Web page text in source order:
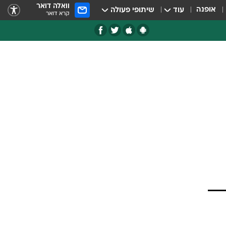
אופנה עוד שיתופי פעולה וואלה דואר
קרא דואר